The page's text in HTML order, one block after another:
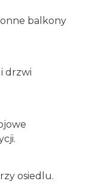
balkony
drzwi
osiedlu.